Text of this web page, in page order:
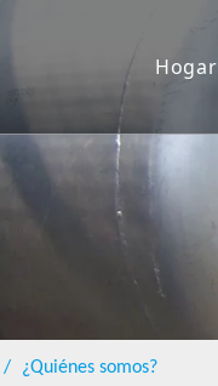
Hogar
/ ¿Quiénes somos?